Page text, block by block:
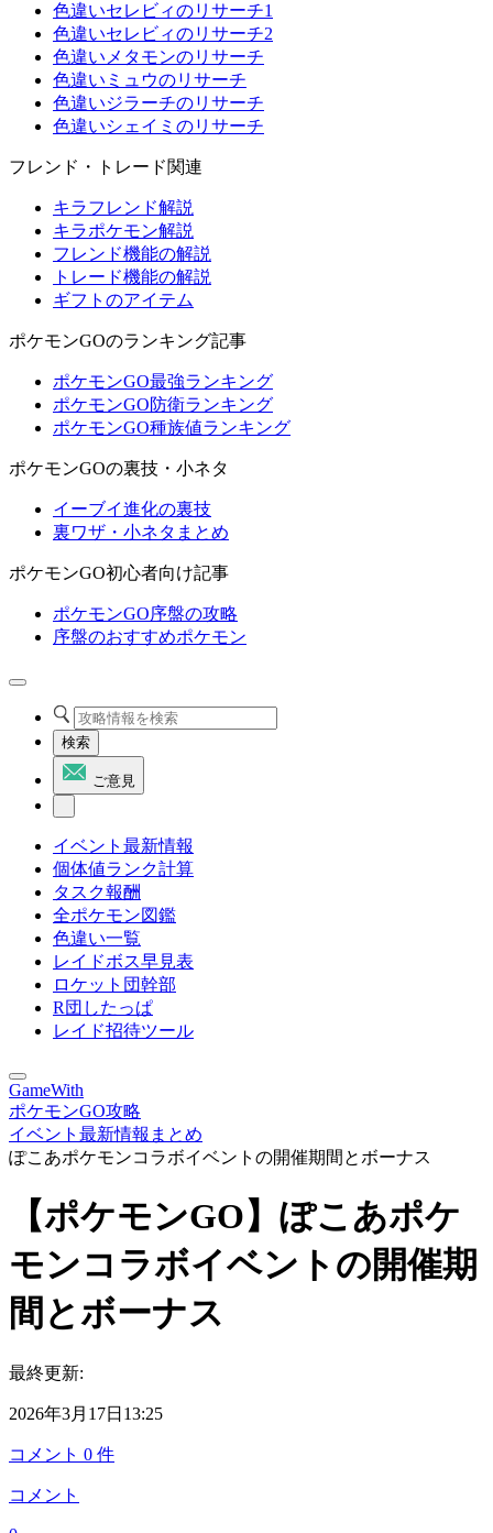
色違いセレビィのリサーチ1
色違いセレビィのリサーチ2
色違いメタモンのリサーチ
色違いミュウのリサーチ
色違いジラーチのリサーチ
色違いシェイミのリサーチ
フレンド・トレード関連
キラフレンド解説
キラポケモン解説
フレンド機能の解説
トレード機能の解説
ギフトのアイテム
ポケモンGOのランキング記事
ポケモンGO最強ランキング
ポケモンGO防衛ランキング
ポケモンGO種族値ランキング
ポケモンGOの裏技・小ネタ
イーブイ進化の裏技
裏ワザ・小ネタまとめ
ポケモンGO初心者向け記事
ポケモンGO序盤の攻略
序盤のおすすめポケモン
検索
ご意見
イベント最新情報
個体値ランク計算
タスク報酬
全ポケモン図鑑
色違い一覧
レイドボス早見表
ロケット団幹部
R団したっぱ
レイド招待ツール
GameWith
ポケモンGO攻略
イベント最新情報まとめ
ぽこあポケモンコラボイベントの開催期間とボーナス
【ポケモンGO】ぽこあポケ
モンコラボイベントの開催期
間とボーナス
最終更新:
2026年3月17日13:25
コメント 0 件
コメント